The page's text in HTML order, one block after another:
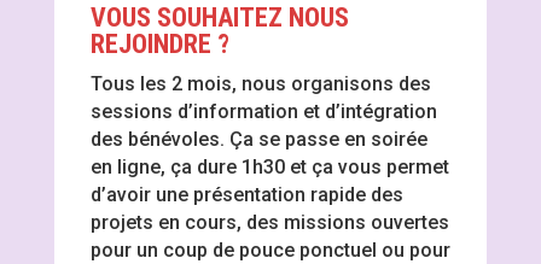
VOUS SOUHAITEZ NOUS
REJOINDRE ?
Tous les 2 mois, nous organisons des
sessions d’information et d’intégration
des bénévoles. Ça se passe en soirée
en ligne, ça dure 1h30 et ça vous permet
d’avoir une présentation rapide des
projets en cours, des missions ouvertes
pour un coup de pouce ponctuel ou pour